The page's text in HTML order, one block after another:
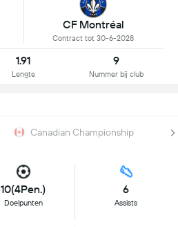
CF Montréal
Contract tot 30-6-2028
1.91
Lengte
9
Nummer bij club
Canadian Championship
10(4Pen.)
Doelpunten
6
Assists